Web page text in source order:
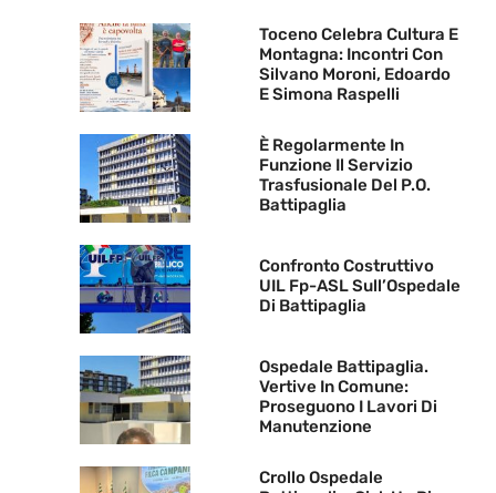
Toceno Celebra Cultura E
Montagna: Incontri Con
Silvano Moroni, Edoardo
E Simona Raspelli
È Regolarmente In
Funzione Il Servizio
Trasfusionale Del P.O.
Battipaglia
Confronto Costruttivo
UIL Fp-ASL Sull’Ospedale
Di Battipaglia
Ospedale Battipaglia.
Vertive In Comune:
Proseguono I Lavori Di
Manutenzione
Crollo Ospedale